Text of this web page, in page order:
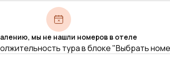
мы не нашли номеров в отеле
тура в блоке "Выбрать